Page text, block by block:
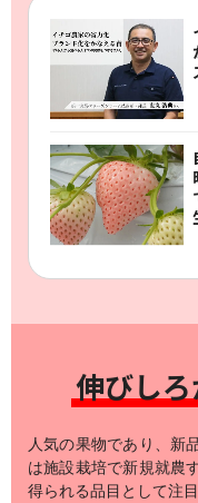
伸びし
人気の果物であり、新
は施設栽培で新規就農
得られる品目として注